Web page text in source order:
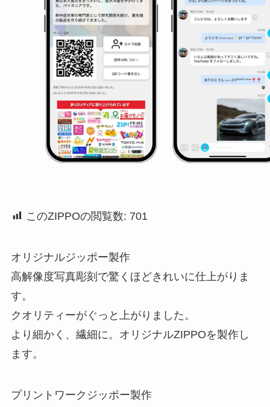
このZIPPOの閲覧数: 701
オリジナルジッポー製作
高解像度写真彫刻で驚くほどきれいに仕上がりま
す。
クオリティーがぐっと上がりました。
より細かく、繊細に。オリジナルZIPPOを製作し
ます。
プリントワークジッポー製作